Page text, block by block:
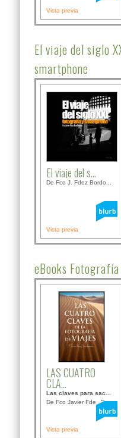
Vista previa
El viaje del siglo
smartphone
El viaje del s...
De Fco J. Fdez Bordo...
Vista previa
eBooks
LAS CUATRO
CLA...
Las claves para sac...
De Fco Javier Fdez B...
Vista previa